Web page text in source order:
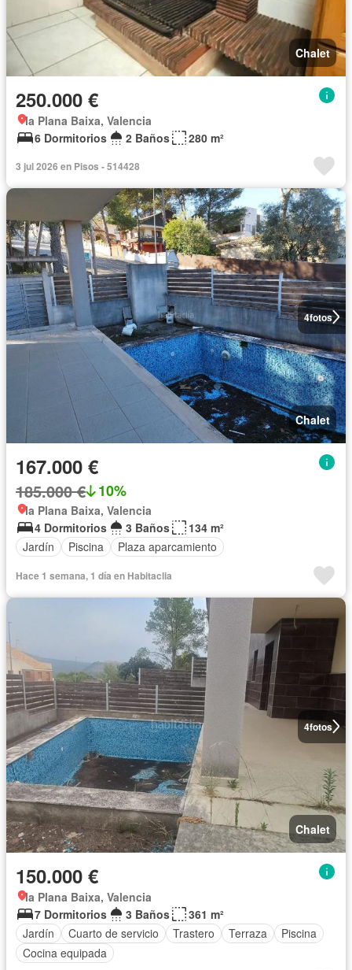
Chalet
250.000 €
la Plana Baixa, Valencia
6 Dormitorios
2 Baños 280 m²
3 jul 2026 en Pisos - 514428
4fotos
Chalet
167.000 €
185.000 € 10%
la Plana Baixa, Valencia
4 Dormitorios
3 Baños
134 m²
Jardín
Piscina Plaza aparcamiento
Hace 1 semana, 1 día en Habitaclia
4fotos
Chalet
150.000 €
la Plana Baixa, Valencia
7 Dormitorios
3 Baños
361 m²
Jardín
Cuarto de servicio Trastero Terraza
Piscina
Cocina equipada